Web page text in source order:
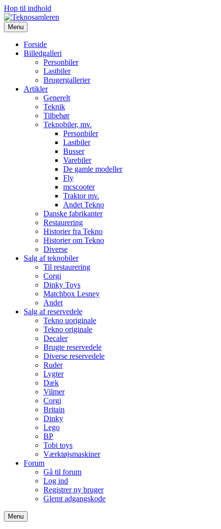
Hop til indhold
Menu
Forside
Billedgalleri
Personbiler
Lastbiler
Brugergallerier
Artikler
Generelt
Teknik
Tilbehør
Teknobiler, mv.
Personbiler
Lastbiler
Busser
Varebiler
De gamle modeller
Fly
mcscooter
Traktor mv.
Andet Tekno
Danske fabrikanter
Restaurering
Historier fra Tekno
Historier om Tekno
Diverse
Salg af teknobiler
Til restaurering
Corgi
Dinky Toys
Matchbox Lesney
Andet
Salg af reservedele
Tekno uoriginale
Tekno originale
Decaler
Brugte reservedele
Diverse reservedele
Ruder
Lygter
Dæk
Vilmer
Corgi
Britain
Dinky
Lego
BP
Tobi toys
Værktøjsmaskiner
Forum
Gå til forum
Log ind
Registrer ny bruger
Glemt adgangskode
Menu